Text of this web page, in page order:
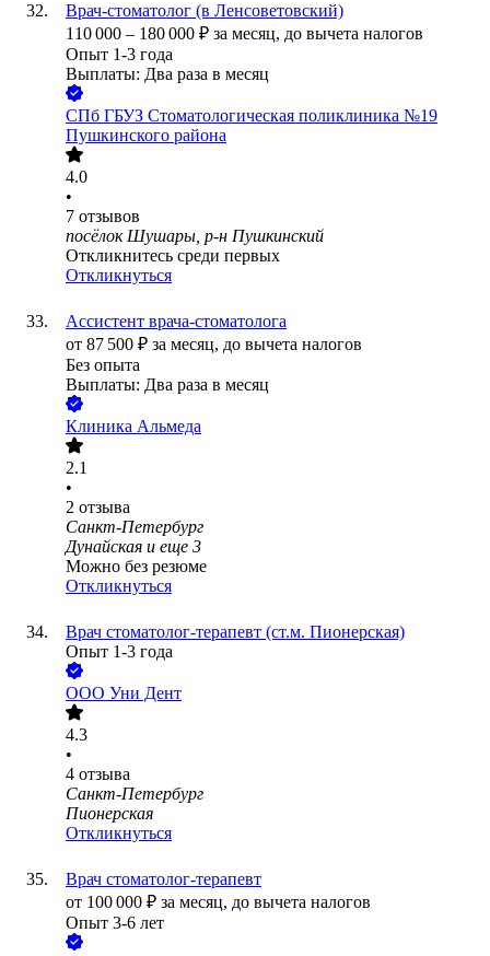
Врач-стоматолог (в Ленсоветовский)
110 000 – 180 000 ₽ за месяц, до вычета налогов
Опыт 1-3 года
Выплаты: Два раза в месяц
СПб ГБУЗ Стоматологическая поликлиника №19
Пушкинского района
4.0
•
7 отзывов
посёлок Шушары, р-н Пушкинский
Откликнитесь среди первых
Откликнуться
Ассистент врача-стоматолога
от 87 500 ₽ за месяц, до вычета налогов
Без опыта
Выплаты: Два раза в месяц
Клиника Альмеда
2.1
•
2 отзыва
Санкт-Петербург
Дунайская и еще 3
Можно без резюме
Откликнуться
Врач стоматолог-терапевт (ст.м. Пионерская)
Опыт 1-3 года
ООО Уни Дент
4.3
•
4 отзыва
Санкт-Петербург
Пионерская
Откликнуться
Врач стоматолог-терапевт
от 100 000 ₽ за месяц, до вычета налогов
Опыт 3-6 лет